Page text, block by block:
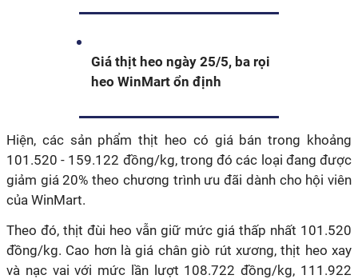
Giá thịt heo ngày 25/5, ba rọi
heo WinMart ổn định
Hiện, các sản phẩm thịt heo có giá bán trong khoảng
101.520 - 159.122 đồng/kg, trong đó các loại đang được
giảm giá 20% theo chương trình ưu đãi dành cho hội viên
của WinMart.
Theo đó, thịt đùi heo vẫn giữ mức giá thấp nhất 101.520
đồng/kg. Cao hơn là giá chân giò rút xương, thịt heo xay
và nạc vai với mức lần lượt 108.722 đồng/kg, 111.922